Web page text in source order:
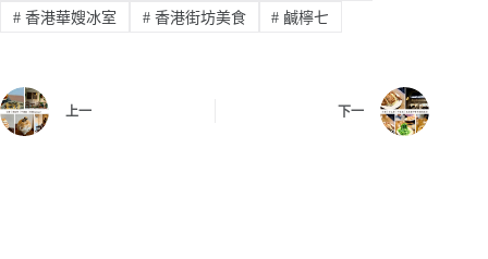
#香港華嫂冰室 #香港街坊美食 # 鹹檸七
上一 下一